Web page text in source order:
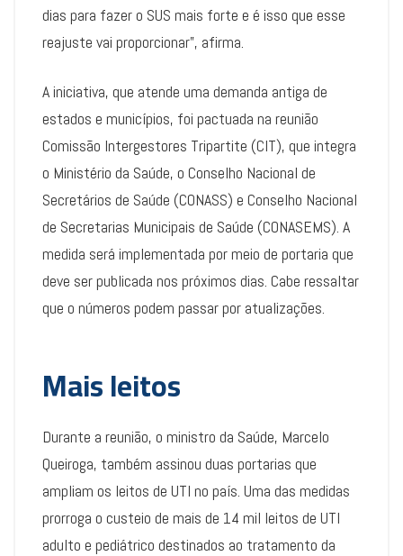
dias para fazer o SUS mais forte e é isso que esse
reajuste vai proporcionar”, afirma.
A iniciativa, que atende uma demanda antiga de
estados e municípios, foi pactuada na reunião
Comissão Intergestores Tripartite (CIT), que integra
o Ministério da Saúde, o Conselho Nacional de
Secretários de Saúde (CONASS) e Conselho Nacional
de Secretarias Municipais de Saúde (CONASEMS). A
medida será implementada por meio de portaria que
deve ser publicada nos próximos dias. Cabe ressaltar
que o números podem passar por atualizações.
Mais leitos
Durante a reunião, o ministro da Saúde, Marcelo
Queiroga, também assinou duas portarias que
ampliam os leitos de UTI no país. Uma das medidas
prorroga o custeio de mais de 14 mil leitos de UTI
adulto e pediátrico destinados ao tratamento da